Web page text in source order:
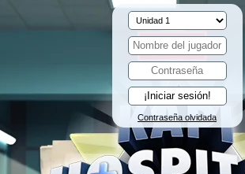
Contraseña olvidada